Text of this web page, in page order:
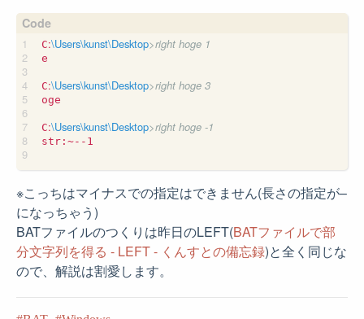
C:\Users\kunst\Desktop>right hoge 1
e
C:\Users\kunst\Desktop>right hoge 3
oge
C:\Users\kunst\Desktop>right hoge -1
str:~--1
※こっちはマイナスでの指定はできません(長さの指定が–
になっちゃう)
BATファイルのつくりは昨日のLEFT(BATファイルで部
分文字列を得る - LEFT - くんすとの備忘録)と全く同じな
ので、解説は割愛します。